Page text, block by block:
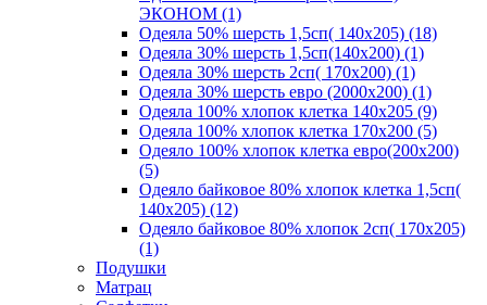
ЭКОНОМ (1)
Одеяла 50% шерсть 1,5сп( 140х205) (18)
Одеяла 30% шерсть 1,5сп(140х200) (1)
Одеяла 30% шерсть 2сп( 170х200) (1)
Одеяла 30% шерсть евро (2000х200) (1)
Одеяла 100% хлопок клетка 140х205 (9)
Одеяла 100% хлопок клетка 170х200 (5)
Одеяло 100% хлопок клетка евро(200х200)
(5)
Одеяло байковое 80% хлопок клетка 1,5сп(
140х205) (12)
Одеяло байковое 80% хлопок 2сп( 170х205)
(1)
Подушки
Матрац